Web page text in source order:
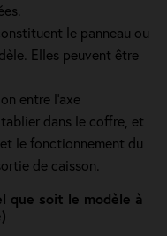
le panneau ou
Elles peuvent être
entre l’axe
dans le coffre, et
le fonctionnement du
de caisson.
que soit le modèle à